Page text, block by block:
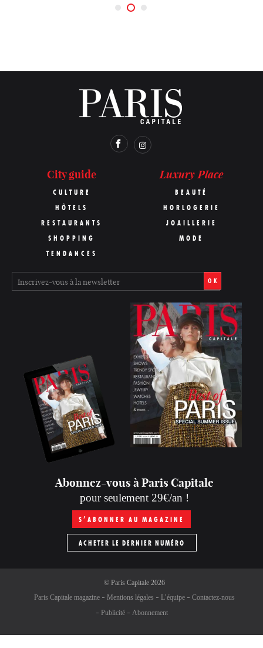
City guide
CULTURE
HÔTELS
RESTAURANTS
SHOPPING
TENDANCES
Luxury Place
BEAUTÉ
HORLOGERIE
JOAILLERIE
MODE
OK
Abonnez-vous à Paris Capitale
pour seulement 29€/an !
S’ABONNER AU MAGAZINE
ACHETER LE DERNIER NUMÉRO
© Paris Capitale2026
Paris Capitale magazine
Mentions légales L’équipe
Contactez-nous
Publicité
Abonnement